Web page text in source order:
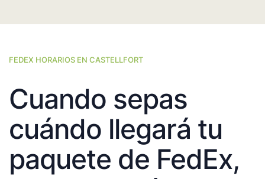
FEDEX HORARIOS EN CASTELLFORT
Cuando sepas
cuándo llegará tu
paquete de FedEx,